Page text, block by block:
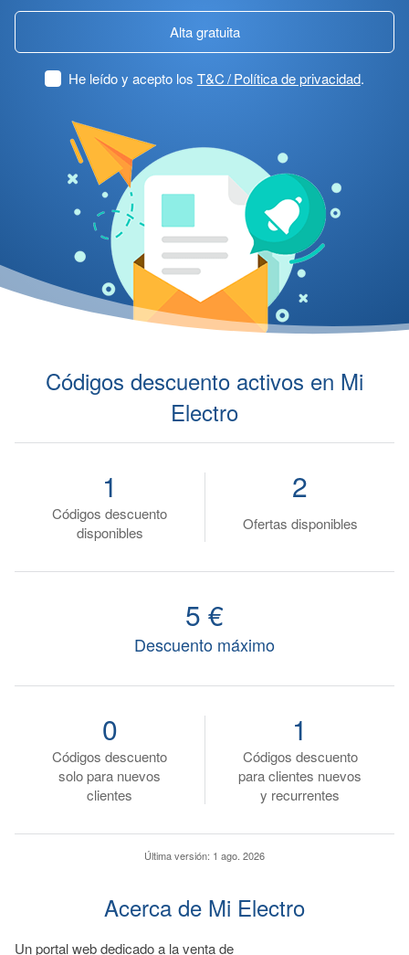
Alta gratuita
He leído y acepto los T&C / Política de privacidad.
Códigos descuento activos en Mi
Electro
Códigos descuento
disponibles
1
Ofertas disponibles
2
Descuento máximo
5 €
Códigos descuento
solo para nuevos
clientes
0
Códigos descuento
para clientes nuevos
y recurrentes
1
Última versión: 1 ago. 2026
Acerca de Mi Electro
Un portal web dedicado a la venta de